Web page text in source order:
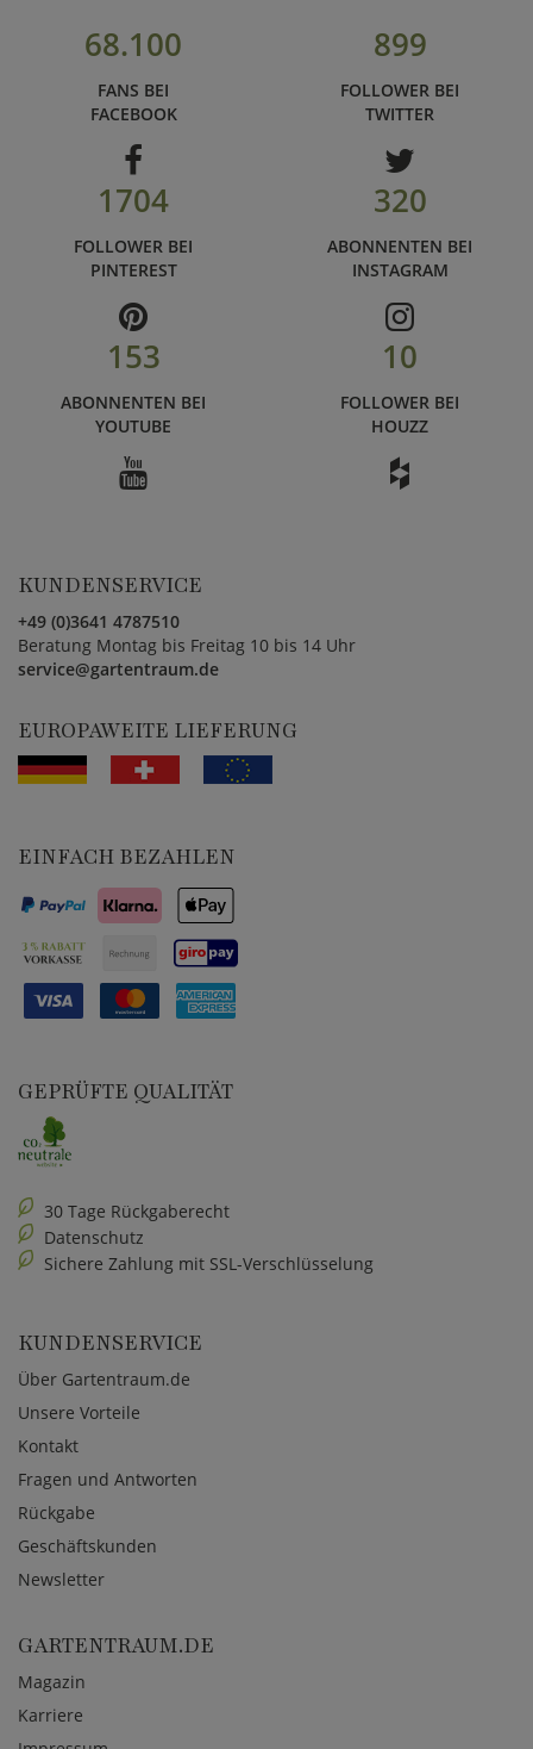
68.100
FANS BEI
FACEBOOK
899
FOLLOWER BEI
TWITTER
1704
FOLLOWER BEI
PINTEREST
320
ABONNENTEN BEI
INSTAGRAM
153
ABONNENTEN BEI
YOUTUBE
10
FOLLOWER BEI
HOUZZ
KUNDENSERVICE
+49 (0)3641 4787510
Beratung Montag bis Freitag 10 bis 14 Uhr
service@gartentraum.de
EUROPAWEITE LIEFERUNG
EINFACH BEZAHLEN
GEPRÜFTE QUALITÄT
30 Tage Rückgaberecht
Datenschutz
Sichere Zahlung mit SSL-Verschlüsselung
KUNDENSERVICE
Über Gartentraum.de
Unsere Vorteile
Kontakt
Fragen und Antworten
Rückgabe
Geschäftskunden
Newsletter
GARTENTRAUM.DE
Magazin
Karriere